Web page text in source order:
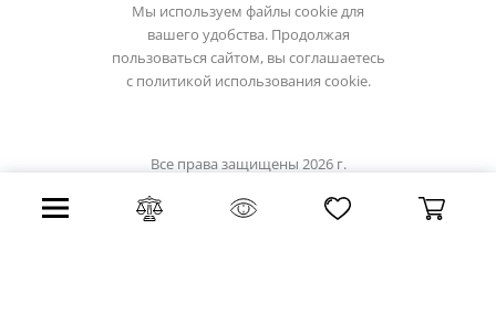
Мы используем файлы cookie для
вашего удобства. Продолжая
пользоваться сайтом, вы соглашаетесь
с политикой использования cookie.
Все права защищены 2026 г.